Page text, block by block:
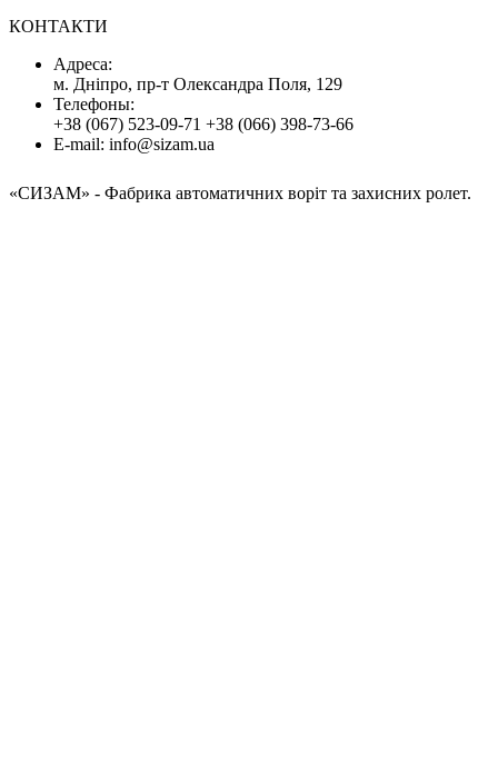
КОНТАКТИ
Адресa:
м. Дніпро, пр-т Олександра Поля, 129
Телефоны:
+38 (067) 523-09-71 +38 (066) 398-73-66
E-mail: info@sizam.ua
«СИЗАМ» - Фабрика автоматичних воріт та захисних ролет.